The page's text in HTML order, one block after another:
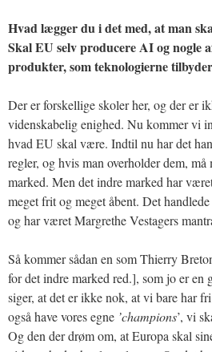
Hvad lægger du i det med, at man
Skal EU selv producere AI og nogle
produkter, som teknologierne
Der er forskellige skoler her, og der er
videnskabelig enighed. Nu kommer vi
hvad EU skal være. Indtil nu har det
regler, og hvis man overholder dem, må
marked. Men det indre marked har
meget frit og meget åbent. Det
og har været Margrethe Vestagers
Så kommer sådan en som Thierry
for det indre marked red.], som jo er en
siger, at det er ikke nok, at vi bare har
også have vores egne ’champions’, vi
Og den der drøm om, at Europa skal